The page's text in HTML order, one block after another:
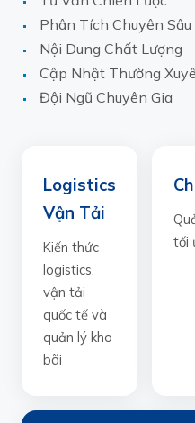
Phân Tích Chuyên Sâu
Nội Dung Chất Lượng
Cập Nhật Thường
Đội Ngũ Chuyên Gia
Logistics
Vận Tải
Kiến thức
logistics,
vận tải
quốc tế và
quản lý kho
bãi
tối